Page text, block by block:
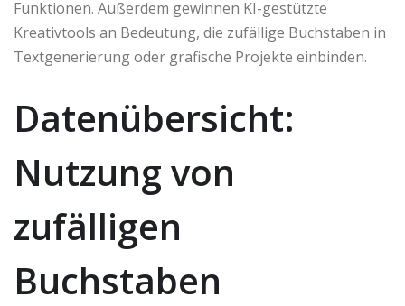
Funktionen. Außerdem gewinnen KI-gestützte
Kreativtools an Bedeutung, die zufällige Buchstaben in
Textgenerierung oder grafische Projekte einbinden.
Datenübersicht:
Nutzung von
zufälligen
Buchstaben